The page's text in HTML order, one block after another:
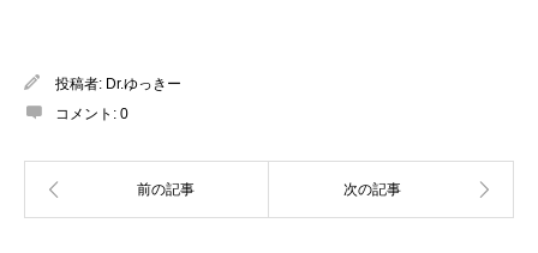
投稿者: Dr.ゆっきー
コメント: 0